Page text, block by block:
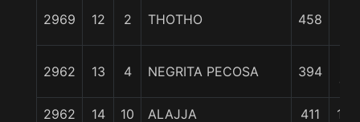
2969 12 2 THOTHO 458
2962 13 4 NEGRITA PECOSA 394
2962 14 10 ALAJJA 411 11